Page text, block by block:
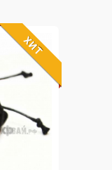
ХИТ